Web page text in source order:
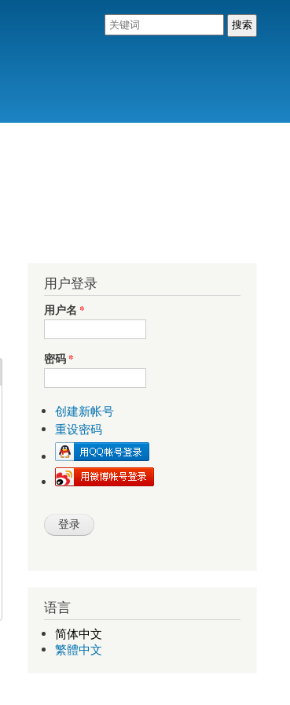
用户登录
用户名 *
密码*
创建新帐号
重设密码
语言
简体中文
繁體中文